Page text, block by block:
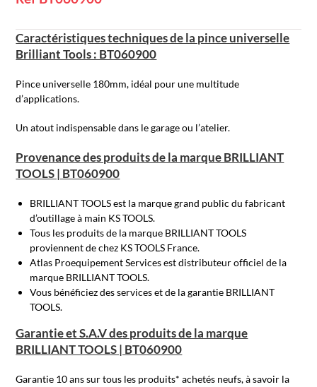
Caractéristiques techniques de la pince universelle
Brilliant Tools : BT060900
Pince universelle 180mm, idéal pour une multitude
d’applications.
Un atout indispensable dans le garage ou l’atelier.
Provenance des produits de la marque BRILLIANT
TOOLS | BT060900
BRILLIANT TOOLS est la marque grand public du fabricant
d’outillage à main KS TOOLS.
Tous les produits de la marque BRILLIANT TOOLS
proviennent de chez KS TOOLS France.
Atlas Proequipement Services est distributeur officiel de la
marque BRILLIANT TOOLS.
Vous bénéficiez des services et de la garantie BRILLIANT
TOOLS.
Garantie et S.A.V des produits de la marque
BRILLIANT TOOLS | BT060900
Garantie 10 ans sur tous les produits* achetés neufs, à savoir la